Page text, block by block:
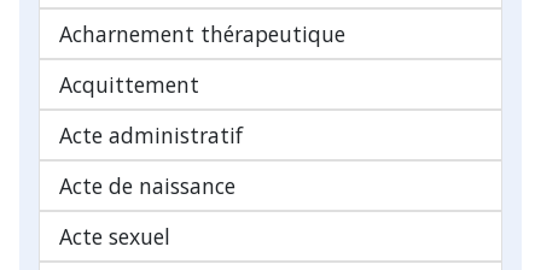
Acharnement thérapeutique
Acquittement
Acte administratif
Acte de naissance
Acte sexuel